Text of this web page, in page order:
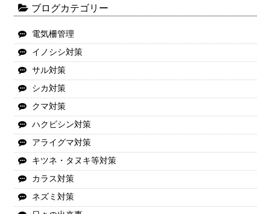
ブログカテゴリー
電気柵管理
イノシシ対策
サル対策
シカ対策
クマ対策
ハクビシン対策
アライグマ対策
キツネ・タヌキ等対策
カラス対策
ネズミ対策